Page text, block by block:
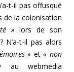
t-il pas offusqué
de la colonisation
» lors de son
N’a-t-il pas alors
» et« non
au webmedia